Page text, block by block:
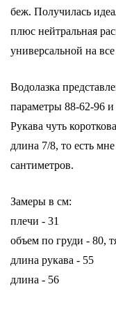
беж. Получилась
плюс нейтральная
универсальной на
Водолазка
параметры 88-62-96 и
Рукава чуть
длина 7/8, то есть
сантиметров.
Замеры в см:
плечи - 31
объем по груди - 80,
длина рукава - 55
длина - 56